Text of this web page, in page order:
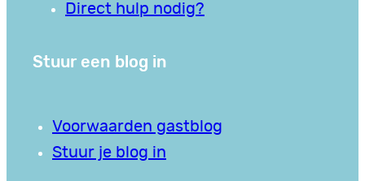
Direct hulp nodig?
Stuur een blog in
Voorwaarden gastblog
Stuur je blog in